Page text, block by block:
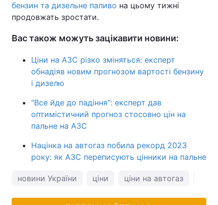
бензин та дизельне паливо на цьому тижні
продовжать зростати.
Вас також можуть зацікавити новини:
Ціни на АЗС різко зміняться: експерт
обнадіяв новим прогнозом вартості бензину
і дизелю
"Все йде до падіння": експерт дав
оптимістичний прогноз стосовно цін на
пальне на АЗС
Націнка на автогаз побила рекорд 2023
року: як АЗС переписують цінники на пальне
новини України ціни ціни на автогаз